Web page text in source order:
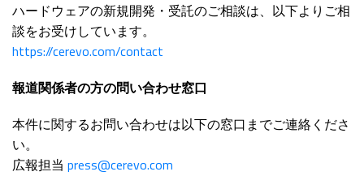
ハードウェアの新規開発・受託のご相談は、以下よりご相
談をお受けしています。
https://cerevo.com/contact
報道関係者の方の問い合わせ窓口
本件に関するお問い合わせは以下の窓口までご連絡くださ
い。
広報担当 press@cerevo.com